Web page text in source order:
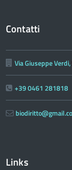
Contatti
Via Giuseppe
+39 0461 281818
Links